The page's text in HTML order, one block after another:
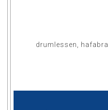
drumlessen,